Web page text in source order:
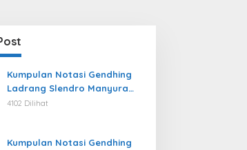
Kumpulan Notasi Gendhing
Ladrang Slendro Manyura
Terlengkap
4102 Dilihat
Kumpulan Notasi Gendhing